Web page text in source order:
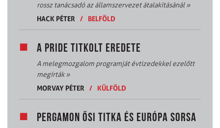
rossz tanácsadó az államszervezet átalakításánál»
HACK PÉTER
/ BELFÖLD
A PRIDE TITKOLT EREDETE
A melegmozgalom programját évtizedekkel ezelőtt
megírták»
MORVAY PÉTER
/ KÜLFÖLD
PERGAMON ŐSI TITKA ÉS EURÓPA SORSA